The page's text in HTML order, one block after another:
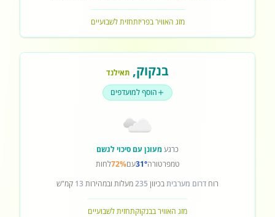
מזג האוויר בפריזתחזית לשבועיים
בנקוק, תאילנד
הוסף למועדפים
כרגעמעונן עם סיכוי לגשם
טמפרטורה31°עם72%לחות
רוח דרום מערביתבכיוון 235מעלות ובמהירות 13 קמ"ש
מזג האוויר בבנקוקתחזית לשבועיים